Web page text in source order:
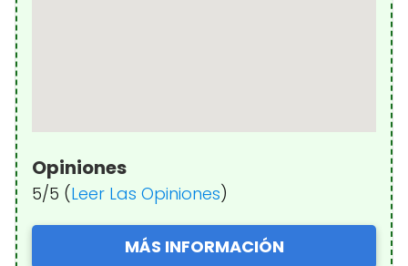
Opiniones
5/5 (Leer Las Opiniones)
MÁS INFORMACIÓN